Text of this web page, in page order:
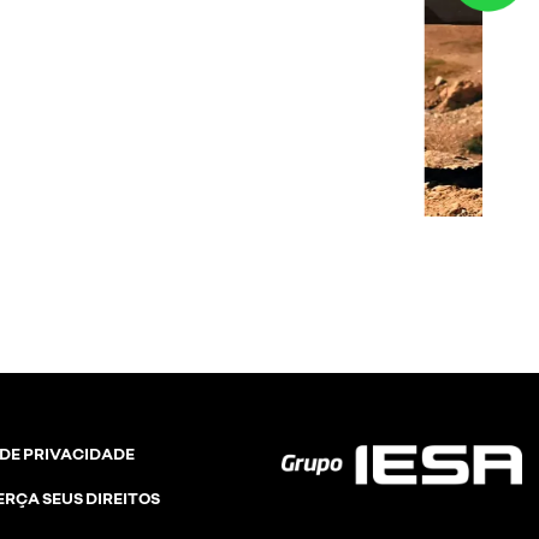
PRIVACIDADE
SEUS DIREITOS